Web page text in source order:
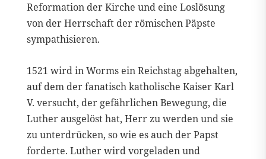
Reformation der Kirche und eine Loslösung
von der Herrschaft der römischen Päpste
sympathisieren.
1521 wird in Worms ein Reichstag abgehalten,
auf dem der fanatisch katholische Kaiser Karl
V. versucht, der gefährlichen Bewegung, die
Luther ausgelöst hat, Herr zu werden und sie
zu unterdrücken, so wie es auch der Papst
forderte. Luther wird vorgeladen und